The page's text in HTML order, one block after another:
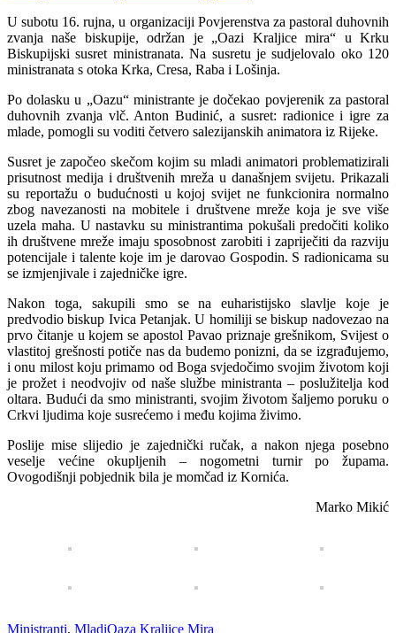
U subotu 16. rujna, u organizaciji Povjerenstva za pastoral duhovnih
zvanja naše biskupije, održan je „Oazi Kraljice mira“ u Krku
Biskupijski susret ministranata. Na susretu je sudjelovalo oko 120
ministranata s otoka Krka, Cresa, Raba i Lošinja.
Po dolasku u „Oazu“ ministrante je dočekao povjerenik za pastoral
duhovnih zvanja vlč. Anton Budinić, a susret: radionice i igre za
mlade, pomogli su voditi četvero salezijanskih animatora iz Rijeke.
Susret je započeo skečom kojim su mladi animatori problematizirali
prisutnost medija i društvenih mreža u današnjem svijetu. Prikazali
su reportažu o budućnosti u kojoj svijet ne funkcionira normalno
zbog navezanosti na mobitele i društvene mreže koja je sve više
uzela maha. U nastavku su ministrantima pokušali predočiti koliko
ih društvene mreže imaju sposobnost zarobiti i zapriječiti da razviju
potencijale i talente koje im je darovao Gospodin. S radionicama su
se izmjenjivale i zajedničke igre.
Nakon toga, sakupili smo se na euharistijsko slavlje koje je
predvodio biskup Ivica Petanjak. U homiliji se biskup nadovezao na
prvo čitanje u kojem se apostol Pavao priznaje grešnikom, Svijest o
vlastitoj grešnosti potiče nas da budemo ponizni, da se izgrađujemo,
i onu milost koju primamo od Boga svjedočimo svojim životom koji
je prožet i neodvojiv od naše službe ministranta – poslužitelja kod
oltara. Budući da smo ministranti, svojim životom šaljemo poruku o
Crkvi ljudima koje susrećemo i među kojima živimo.
Poslije mise slijedio je zajednički ručak, a nakon njega posebno
veselje većine okupljenih – nogometni turnir po župama.
Ovogodišnji pobjednik bila je momčad iz Kornića.
Marko Mikić
Categories
Ministranti, MladiTags
Oaza Kraljice Mira